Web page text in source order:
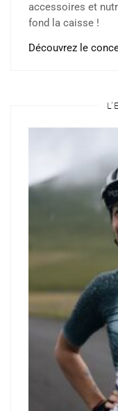
accessoires et
fond la caisse !
Découvrez le